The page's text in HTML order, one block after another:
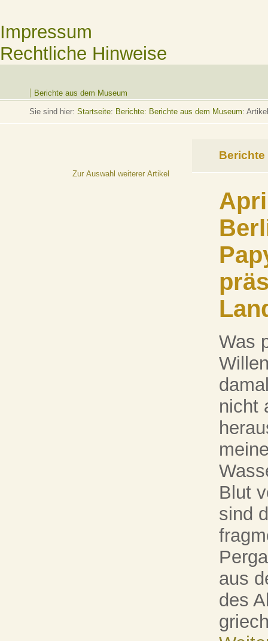
Impressum
Rechtliche Hinweise
Berichte aus dem Museum
Sie sind hier: Startseite: Berichte: Berichte aus dem Museum: Artikel
Zur Auswahl weiterer Artikel
Berichte
Was
nicht
Blut
sind
aus
des